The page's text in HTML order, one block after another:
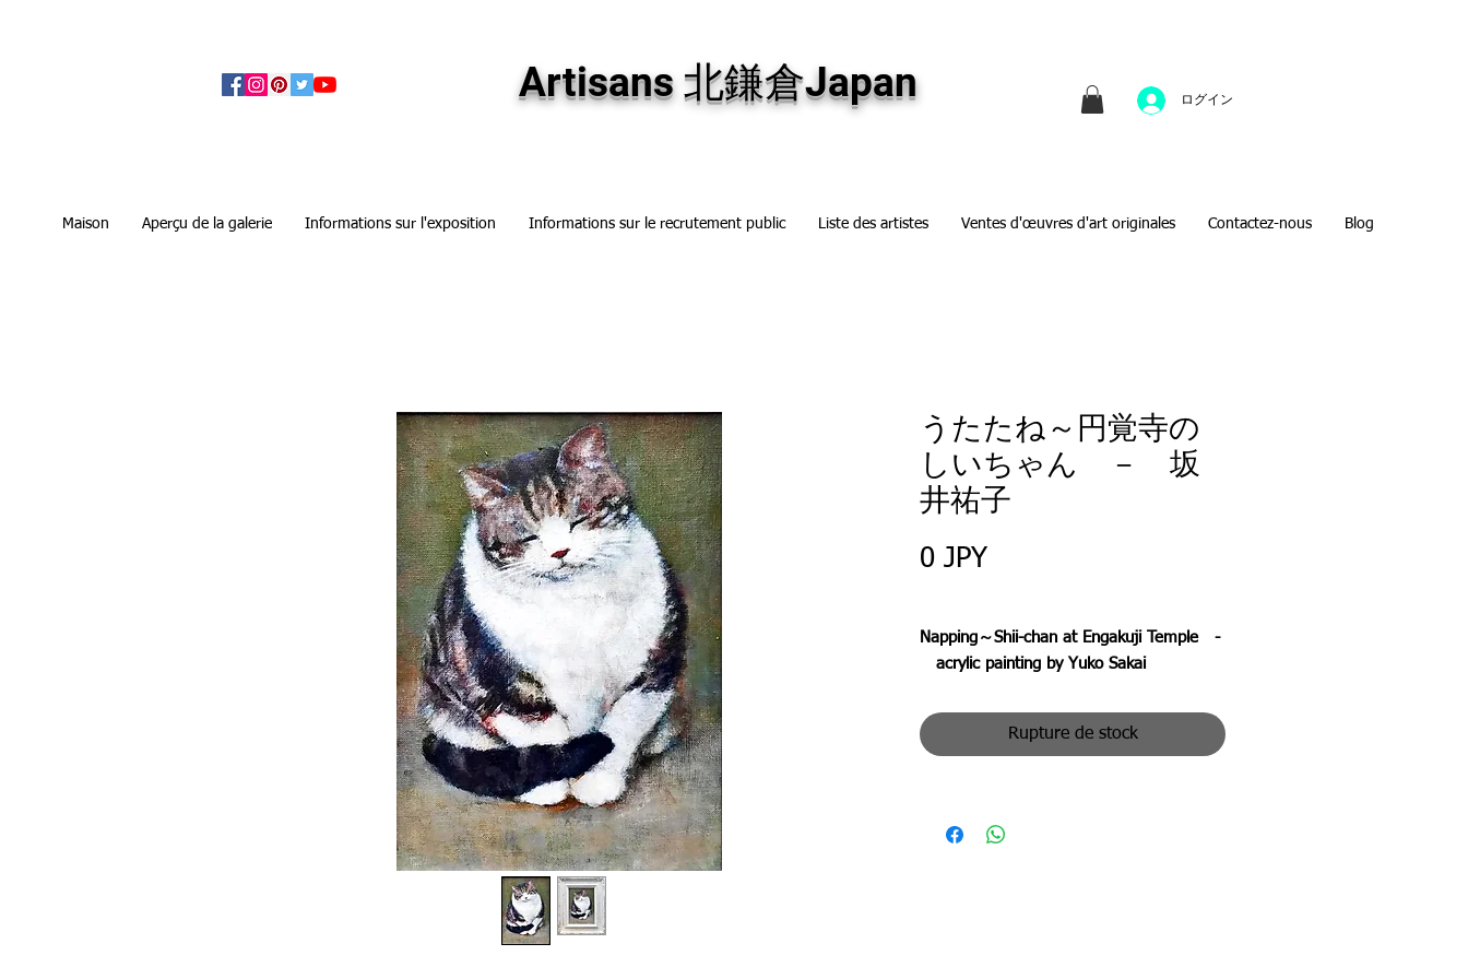
Artisans 北鎌倉Japan ログイン
Maison Aperçu de la galerie Informations sur l'exposition Informations sur le recrutement public Liste des artistes Ventes d'œuvres d'art originales Contactez-nous Blog
うたたね～円覚寺の
しいちゃん － 坂
井祐子
0 JPYPrix
Napping～Shii-chan at Engakuji Temple -
acrylic painting by Yuko Sakai
北鎌倉・円覚寺境内に時々お出ましにな
り、人々に愛された看板猫のしいちゃ
内の日向でうつらうつらするしいちゃん
の姿です。墓参の帰りに偶然出会い、そ
Rupture de stock